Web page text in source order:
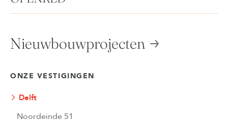
Nieuwbouwprojecten
ONZE VESTIGINGEN
Delft
Noordeinde 51